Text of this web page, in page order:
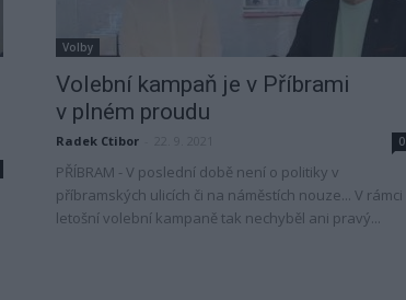
Volby
Volební kampaň je v Příbrami
v plném proudu
Radek Ctibor 0
PŘÍBRAM - V poslední době není o politiky v
příbramských ulicích či na náměstích nouze... V rámci
letošní volební kampaně tak nechyběl ani pravý...